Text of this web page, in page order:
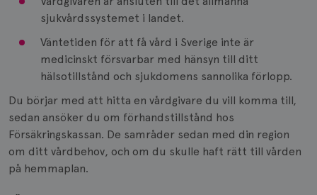
sjukvårdssystemet i landet.
Väntetiden för att få vård i Sverige inte är
medicinskt försvarbar med hänsyn till ditt
hälsotillstånd och sjukdomens sannolika förlopp.
Du börjar med att hitta en vårdgivare du vill komma till,
sedan ansöker du om förhandstillstånd hos
Försäkringskassan. De samråder sedan med din region
om ditt vårdbehov, och om du skulle haft rätt till vården
på hemmaplan.